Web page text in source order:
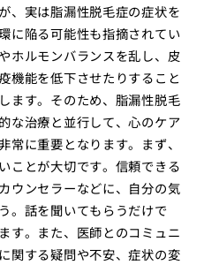
、実は脂漏性脱毛症の症状を
に陥る可能性も指摘されてい
ホルモンバランスを乱し、皮
機能を低下させたりすること
ます。そのため、脂漏性脱毛
な治療と並行して、心のケア
常に重要となります。まず、
ことが大切です。信頼できる
ウンセラーなどに、自分の気
。話を聞いてもらうだけで
す。また、医師とのコミュニ
関する疑問や不安、症状の変